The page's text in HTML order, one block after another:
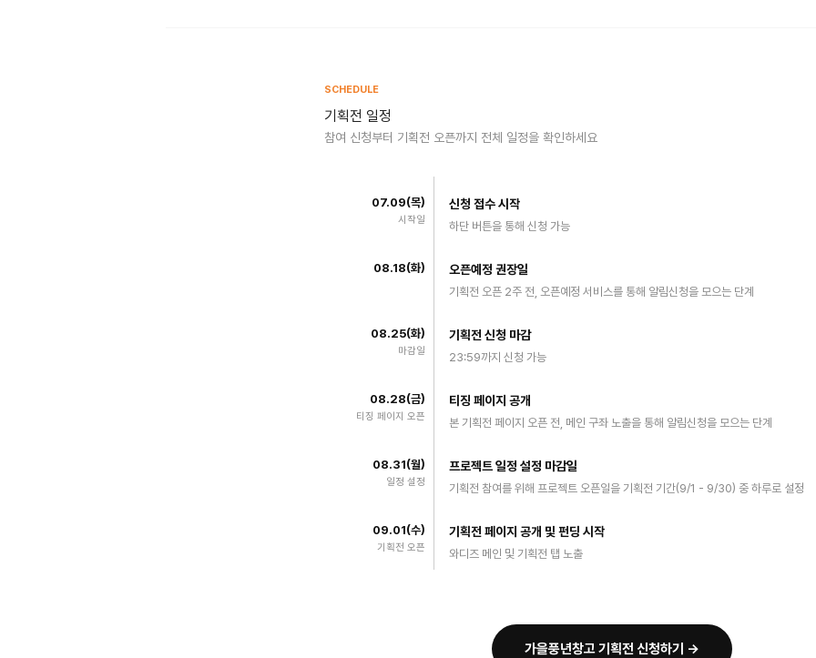
SCHEDULE
기획전 일정
참여 신청부터 기획전 오픈까지 전체 일정을 확인하세요
07.09(목)
시작일
신청 접수 시작
하단 버튼을 통해 신청 가능
08.18(화) 오픈예정 권장일
기획전 오픈 2주 전, 오픈예정 서비스를 통해 알림신청을 모으는 단계
08.25(화)
마감일
기획전 신청 마감
23:59까지 신청 가능
08.28(금)
티징 페이지 오픈
티징 페이지 공개
본 기획전 페이지 오픈 전, 메인 구좌 노출을 통해 알림신청을 모으는 단계
08.31(월)
일정 설정
프로젝트 일정 설정 마감일
기획전 참여를 위해 프로젝트 오픈일을 기획전 기간(9/1 - 9/30) 중 하루로 설정
09.01(수)
기획전 오픈
기획전 페이지 공개 및 펀딩 시작
와디즈 메인 및 기획전 탭 노출
가을풍년창고 기획전 신청하기 →